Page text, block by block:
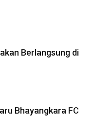
Berlangsung di
Bhayangkara FC